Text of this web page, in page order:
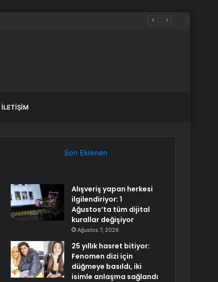
İLETIŞIM
Son Eklenen
Alışveriş yapan herkesi
ilgilendiriyor: 1
Ağustos’ta tüm dijital
kurallar değişiyor
Ağustos 7, 2026
25 yıllık hasret bitiyor:
Fenomen dizi için
düğmeye basıldı, iki
isimle anlaşma sağlandı